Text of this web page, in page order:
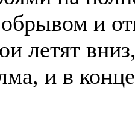
и
летят
и в